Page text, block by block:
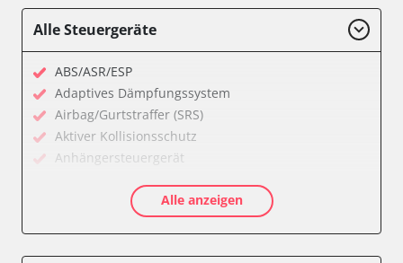
Alle Steuergeräte
ABS/ASR/ESP
Adaptives Dämpfungssystem
Airbag/Gurtstraffer (SRS)
Aktiver Kollisionsschutz
Anhängersteuergerät
Dachbedieneinheit (DBE)
Diagnoseschnittstelle (EOBD/OBDII)
Alle anzeigen